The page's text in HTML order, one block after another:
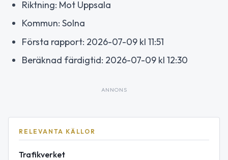
Riktning: Mot Uppsala
Kommun: Solna
Första rapport: 2026-07-09 kl 11:51
Beräknad färdigtid: 2026-07-09 kl 12:30
ANNONS
RELEVANTA KÄLLOR
Trafikverket